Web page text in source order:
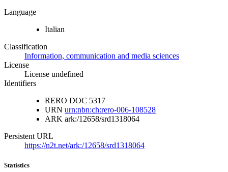
Language
Italian
Classification
Information, communication and media sciences
License
License undefined
Identifiers
RERO DOC 5317
URN urn:nbn:ch:rero-006-108528
ARK ark:/12658/srd1318064
Persistent URL
https://n2t.net/ark:/12658/srd1318064
Statistics